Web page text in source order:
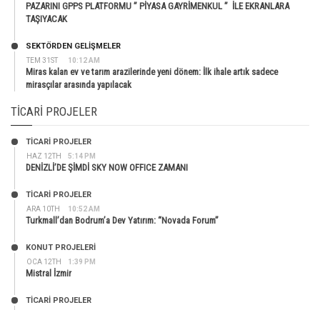
PAZARINI GPPS PLATFORMU ” PİYASA GAYRİMENKUL ” İLE EKRANLARA
TAŞIYACAK
TEM 31ST 10:12 AM
SEKTÖRDEN GELIŞMELER
Miras kalan ev ve tarım arazilerinde yeni dönem: İlk ihale artık sadece
mirasçılar arasında yapılacak
TICARI PROJELER
HAZ 12TH 5:14 PM
TİCARİ PROJELER
DENİZLİ’DE ŞİMDİ SKY NOW OFFICE ZAMANI
ARA 10TH 10:52 AM
TİCARİ PROJELER
Turkmall’dan Bodrum’a Dev Yatırım: “Novada Forum”
OCA 12TH 1:39 PM
KONUT PROJELERI
Mistral İzmir
TİCARİ PROJELER